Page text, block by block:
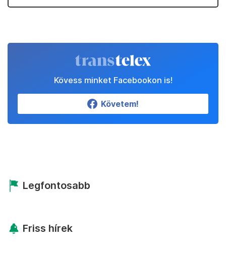
Kövess minket Facebookon is!
Követem!
Legfontosabb
Friss hírek